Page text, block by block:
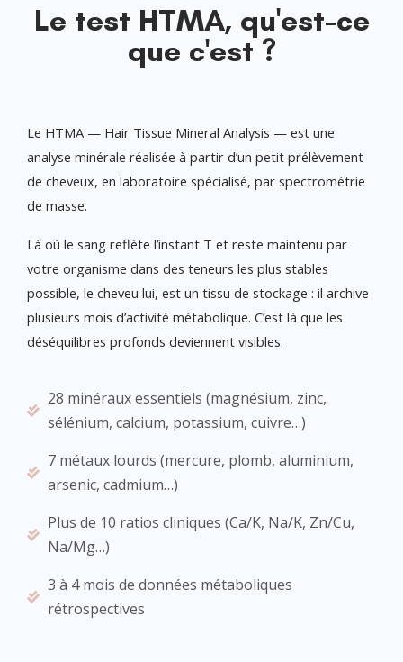
Le test HTMA, qu'est-ce
que c'est ?
Le HTMA — Hair Tissue Mineral Analysis — est une
analyse minérale réalisée à partir d’un petit prélèvement
de cheveux, en laboratoire spécialisé, par spectrométrie
de masse.
Là où le sang reflète l’instant T et reste maintenu par
votre organisme dans des teneurs les plus stables
possible, le cheveu lui, est un tissu de stockage : il archive
plusieurs mois d’activité métabolique. C’est là que les
déséquilibres profonds deviennent visibles.
28 minéraux essentiels (magnésium, zinc,
sélénium, calcium, potassium, cuivre…)
7 métaux lourds (mercure, plomb, aluminium,
arsenic, cadmium…)
Plus de 10 ratios cliniques (Ca/K, Na/K, Zn/Cu,
Na/Mg…)
3 à 4 mois de données métaboliques
rétrospectives